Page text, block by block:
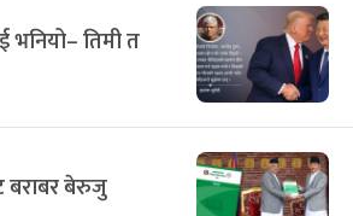
भनियो– तिमी त
बराबर बेरुजु